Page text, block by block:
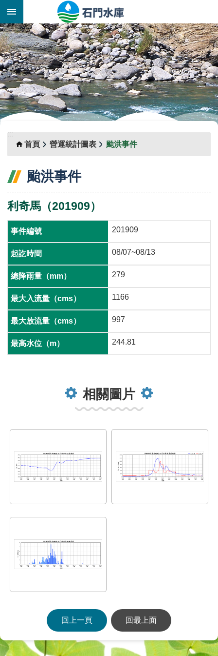
跳到主要內容區塊
::: _
:::
首頁
營運統計圖表 颱洪事件
颱洪事件
利奇馬（201909）
201909
08/07~08/13
279
1166
997
244.81
相關圖片
回上一頁 回最上面